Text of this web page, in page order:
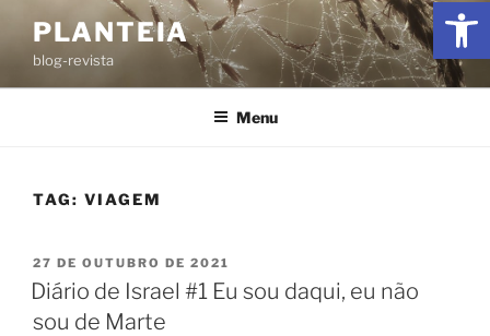
PLANTEIA
blog-revista
Menu
TAG: VIAGEM
27 DE OUTUBRO DE 2021
Diário de Israel #1 Eu sou daqui, eu não
sou de Marte